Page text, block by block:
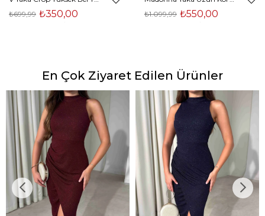
₺350,00
₺699,99 ₺550,00
₺1.099,99
En Çok Ziyaret Edilen Ürünler